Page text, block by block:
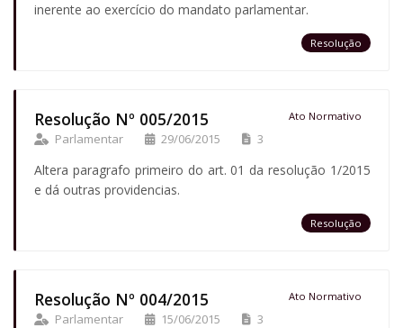
inerente ao exercício do mandato parlamentar.
Resolução
Resolução Nº 005/2015 Ato Normativo
Parlamentar 29/06/2015 3
Altera paragrafo primeiro do art. 01 da resolução 1/2015
e dá outras providencias.
Resolução
Resolução Nº 004/2015 Ato Normativo
Parlamentar 15/06/2015 3